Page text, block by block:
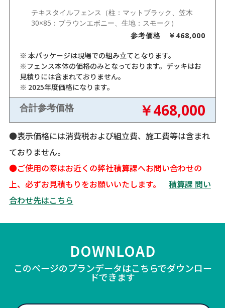
テキスタイルフェンス（柱：マットブラック、笠木
30×85：ブラウンエボニー、生地：スモーク）
参考価格 ￥468,000
※ 本パッケージは現場での組み立てとなります。
※フェンス本体の価格のみとなっております。デッキはお
見積りには含まれておりません。
※ 2025年度価格になります。
合計参考価格 ￥468,000
●表示価格には消費税および組立費、施工費等は含まれ
ておりません。
●ご使用の際はお近くの弊社積算課へお問い合わせの
上、必ずお見積もりをお願いいたします。
積算課 問い
合わせ先はこちら
DOWNLOAD
このページのプランデータはこちらでダウンロー
ドできます